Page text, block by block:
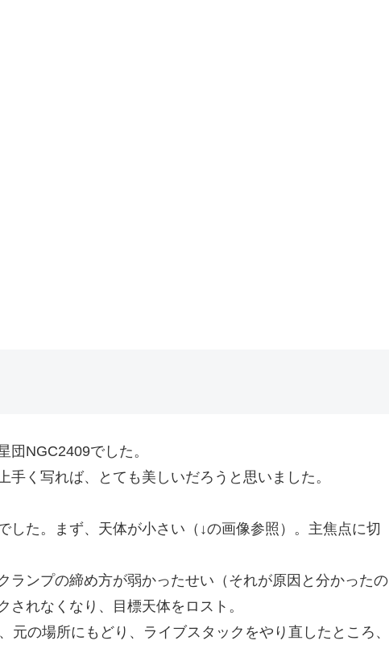
団NGC2409でした。
く写れば、とても美しいだろうと思いました。
した。まず、天体が小さい（↓の画像参照）。主焦点に切
ランプの締め方が弱かったせい（それが原因と分かったの
れなくなり、目標天体をロスト。
元の場所にもどり、ライブスタックをやり直したところ、